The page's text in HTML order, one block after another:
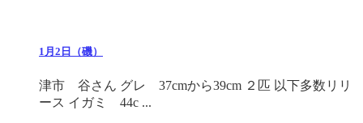
1月2日（磯）
津市 谷さん グレ 37cmから39cm ２匹 以下多数リリ
ース イガミ 44c ...